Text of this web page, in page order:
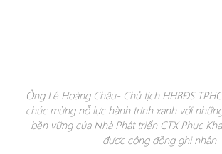
Ông Lê Hoàng Châu- Chủ tịch HHBĐS
chúc mừng nỗ lực hành trình xanh với
bền vững của Nhà Phát triển CTX Phuc
được cộng đồng ghi nhận